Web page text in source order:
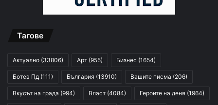
Тагове
Актуално (33806) Арт (955) Бизнес (1654)
Ботев Пд (111) България (13910) Вашите писма (206)
Вкусът на града (994) Власт (4084) Героите на деня (1964)